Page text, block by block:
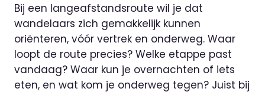
Bij een langeafstandsroute wil je dat
wandelaars zich gemakkelijk kunnen
oriënteren, vóór vertrek en onderweg. Waar
loopt de route precies? Welke etappe past
vandaag? Waar kun je overnachten of iets
eten, en wat kom je onderweg tegen? Juist bij